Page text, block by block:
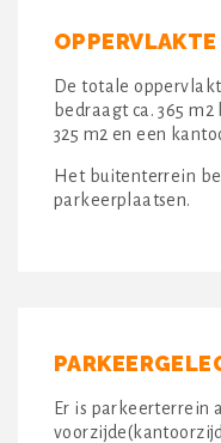
De totale
bedraagt ca. 365
325 m2 en een
Het buitenterrein
parkeerplaatsen.
Er is parkeerterrein